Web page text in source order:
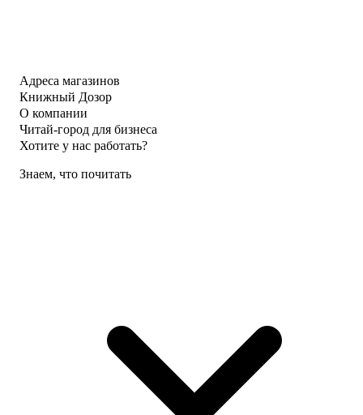
Адреса магазинов
Книжный Дозор
О компании
Читай-город для бизнеса
Хотите у нас работать?
Знаем, что почитать